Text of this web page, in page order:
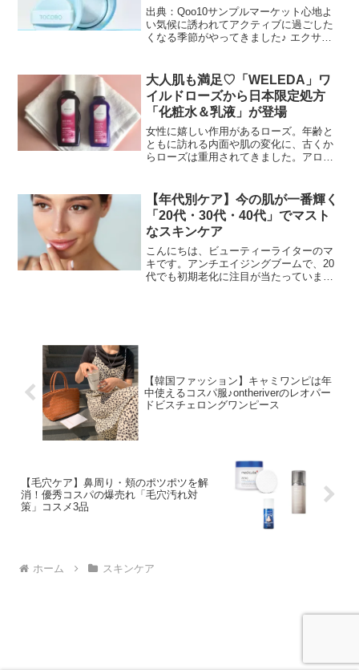
目アイテムから５品をご紹介〜
出典：Qoo10サンプルマーケット心地よ
い気候に誘われてアクティブに過ごした
くなる季節がやってきました♪ エクササ
にちょっと体を動かすだけでも汗や皮脂
が出て、テカリやメ...
大人肌も満足♡「WELEDA」ワ
イルドローズから日本限定処方
「化粧水＆乳液」が登場
女性に嬉しい作用があるローズ。年齢と
ともに訪れる内面や肌の変化に、古くか
らローズは重用されてきました。アロマ
的には肌を若々しく保ち、抗炎症作用、
保湿作用もあります。スキ...
【年代別ケア】今の肌が一番輝く
「20代・30代・40代」でマスト
なスキンケア
こんにちは、ビューティーライターのマ
キです。アンチエイジングブームで、20
代でも初期老化に注目が当たっています
【韓国ファッション】キャミワンピは年
中使えるコスパ服♪ontheriverのレオパー
ドビスチェロングワンピース
【毛穴ケア】鼻周り・頬のポツポツを解
消！優秀コスパの爆売れ「毛穴汚れ対
策」コスメ3品
ホーム スキンケア